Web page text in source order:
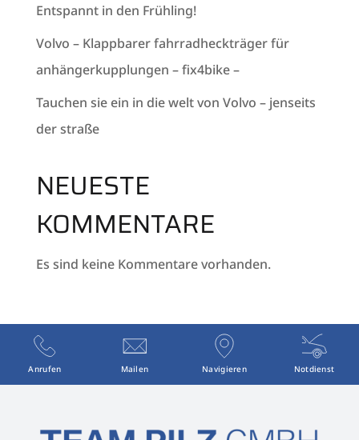
Entspannt in den Frühling!
Volvo – Klappbarer fahrradheckträger für
anhängerkupplungen – fix4bike –
Tauchen sie ein in die welt von Volvo – jenseits
der straße
NEUESTE
KOMMENTARE
Es sind keine Kommentare vorhanden.
Anrufen Mailen Navigieren Notdienst